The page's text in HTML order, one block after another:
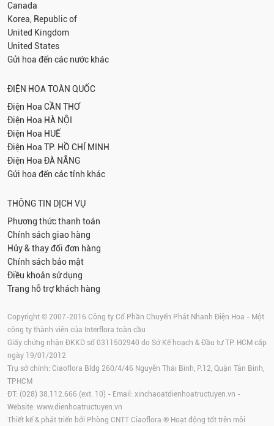
Canada
Korea, Republic of
United Kingdom
United States
Gửi hoa đến các nước khác
ĐIỆN HOA TOÀN QUỐC
Điện Hoa CẦN THƠ
Điện Hoa HÀ NỘI
Điện Hoa HUẾ
Điện Hoa TP. HỒ CHÍ MINH
Điện Hoa ĐÀ NẴNG
Gửi hoa đến các tỉnh khác
THÔNG TIN DỊCH VỤ
Phương thức thanh toán
Chính sách giao hàng
Hủy & thay đổi đơn hàng
Chính sách bảo mật
Điều khoản sử dụng
Trang hỗ trợ khách hàng
Copyright © 2007-2016 Công ty Cổ Phần Chuyển Phát Nhanh Điện Hoa - Một
công ty thành viên của Interflora toàn cầu
Giấy chứng nhận ĐKKD số 0311502940 do Sở Kế hoạch & Đầu tư TP. HCM cấp
ngày 19/01/2012
Trụ sở chính: Ciaoflora Bldg 260/4/46 Nguyễn Thái Bình, P.12, Quận Tân Bình,
TPHCM
ĐT: (028) 38.112.666 (ext. 10) - Email: xinchaoatdienhoatructuyen.vn -
Website: www.dienhoatructuyen.vn
Thiết kế & phát triển bởi Phòng CNTT Ciaoflora ® Hoạt động tốt trên môi